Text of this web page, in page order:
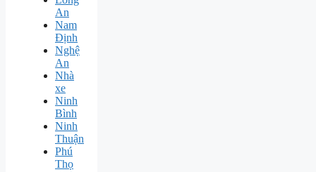
An
Nam
Định
Nghệ
An
Nhà
xe
Ninh
Bình
Ninh
Thuận
Phú
Thọ